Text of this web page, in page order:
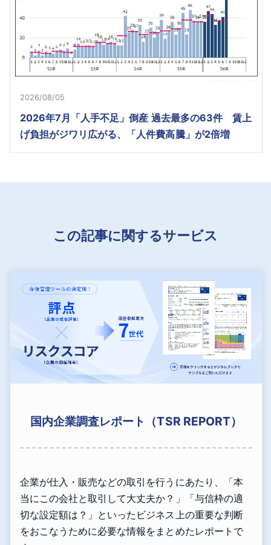
2026/08/05
2026年7月「人手不足」倒産 過去最多の63件 賃上
げ負担がジワリ広がる、「人件費高騰」が2倍増
この記事に関するサービス
国内企業調査レポート（TSR REPORT）
企業が仕入・販売などの取引を行うにあたり、「本
当にこの会社と取引して大丈夫か？」「与信枠の適
切な設定額は？」といったビジネス上の重要な判断
をおこなうために必要な情報をまとめたレポートで